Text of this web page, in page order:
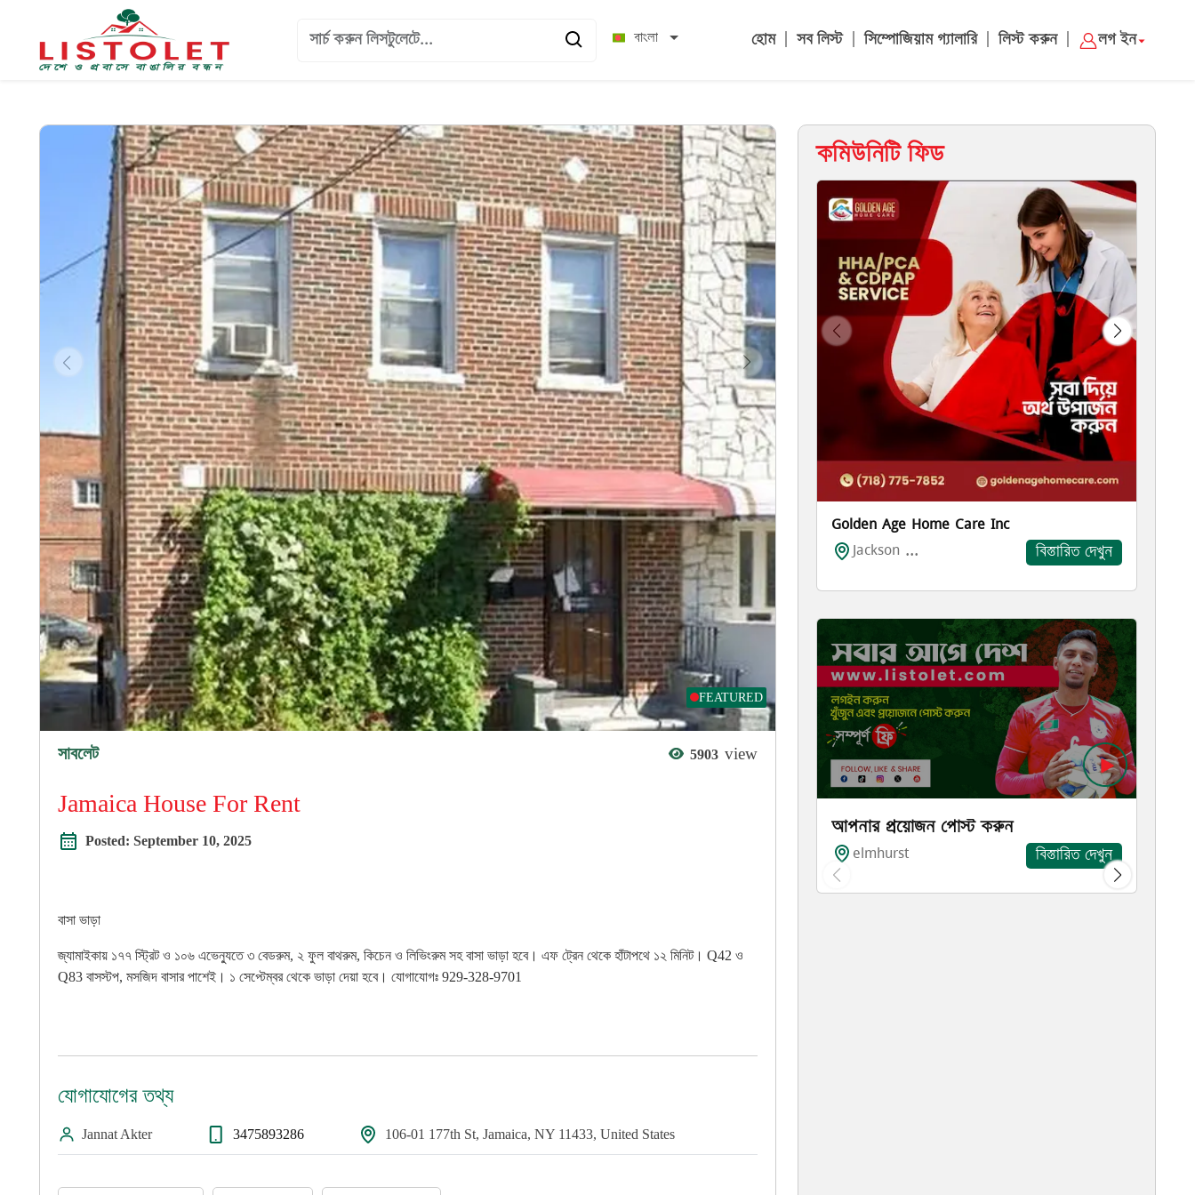
বাংলা হোম সব লিস্ট সিম্পোজিয়াম গ্যালারি লিস্ট করুন লগ ইন
FEATURED
সাবলেট 5903 view
Jamaica House For Rent
Posted: September 10, 2025
বাসা ভাড়া
জ্যামাইকায় ১৭৭ স্ট্রিট ও ১০৬ এভেন্যুতে ৩ বেডরুম, ২ ফুল বাথরুম, কিচেন ও লিভিংরুম সহ বাসা ভাড়া হবে। এফ ট্রেন থেকে হাঁটাপথে ১২ মিনিট। Q42 ও
Q83 বাসস্টপ, মসজিদ বাসার পাশেই। ১ সেপ্টেম্বর থেকে ভাড়া দেয়া হবে। যোগাযোগঃ 929-328-9701
যোগাযোগের তথ্য
Jannat Akter 3475893286 106-01 177th St, Jamaica, NY 11433, United States
কমিউনিটি ফিড
Golden Age Home Care Inc
Jackson ...
বিস্তারিত দেখুন
আপনার প্রয়োজন পোস্ট করুন
elmhurst
বিস্তারিত দেখুন